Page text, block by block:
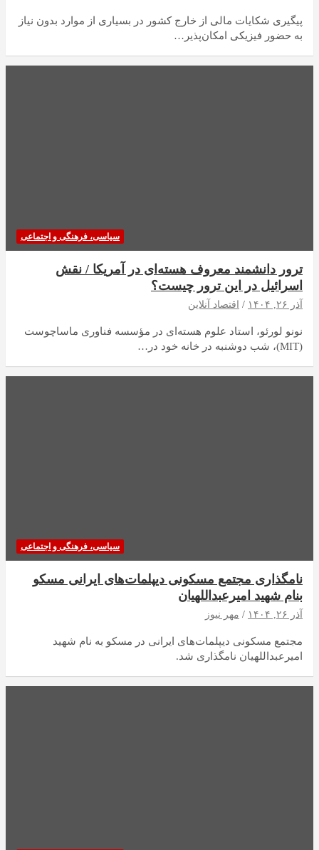
پیگیری شکایات مالی از خارج کشور در بسیاری از موارد بدون نیاز
به حضور فیزیکی امکان‌پذیر…
سیاسی، فرهنگی و اجتماعی
ترور دانشمند معروف هسته‌ای در آمریکا / نقش
اسرائیل در این ترور چیست؟
آذر ۲۶, ۱۴۰۴ اقتصاد آنلاین
نونو لورئو، استاد علوم هسته‌ای در مؤسسه فناوری ماساچوست
(MIT)، شب دوشنبه در خانه خود در…
سیاسی، فرهنگی و اجتماعی
نامگذاری مجتمع مسکونی دیپلمات‌های ایرانی مسکو
بنام شهید امیرعبداللهیان
آذر ۲۶, ۱۴۰۴ مهر نیوز
مجتمع مسکونی دیپلمات‌های ایرانی در مسکو به نام شهید
امیرعبداللهیان نامگذاری شد.